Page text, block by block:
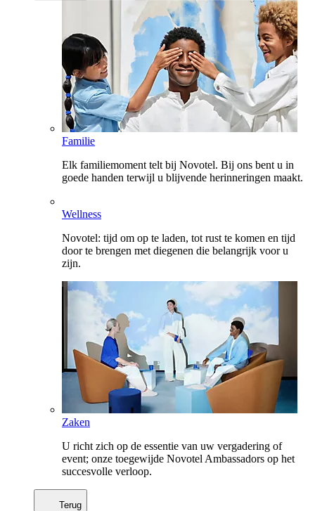
Familie
Elk familiemoment telt bij Novotel. Bij ons bent u in
goede handen terwijl u blijvende herinneringen maakt.
Wellness
Novotel: tijd om op te laden, tot rust te komen en tijd
door te brengen met diegenen die belangrijk voor u
zijn.
Zaken
U richt zich op de essentie van uw vergadering of
event; onze toegewijde Novotel Ambassadors op het
succesvolle verloop.
Terug